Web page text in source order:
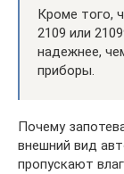
Кроме того,
2109 или
надежнее,
приборы.
Почему
внешний вид
пропускают